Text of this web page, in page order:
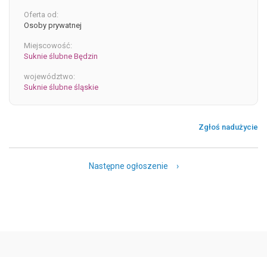
Oferta od:
Osoby prywatnej
Miejscowość:
Suknie ślubne Będzin
województwo:
Suknie ślubne śląskie
Zgłoś nadużycie
Następne ogłoszenie ›